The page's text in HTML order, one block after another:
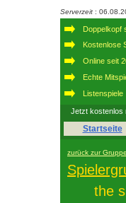
Serverzeit :
Doppelkopf
Kostenlose
Online seit
Echte
Listenspiele
Jetzt kostenlos
Startseite
zurück zur
the